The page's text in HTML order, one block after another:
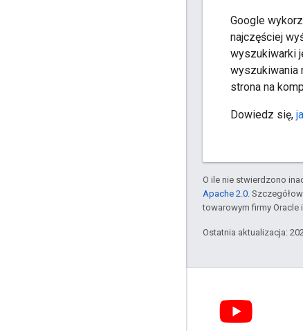
Google
najczęściej
wyszukiwarki
wyszukiwania
strona na
Dowiedz się,
O ile nie stwierdzono
Apache 2.0 .
towarowym firmy
Ostatnia aktualizacja: